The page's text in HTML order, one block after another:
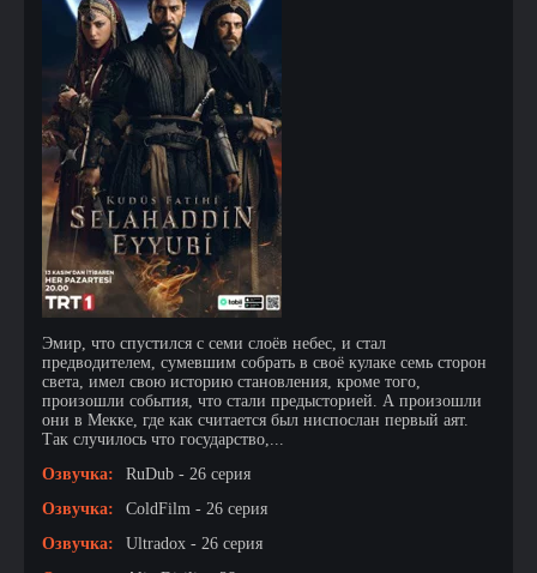
Эмир, что спустился с семи слоёв небес, и стал
предводителем, сумевшим собрать в своё кулаке семь сторон
света, имел свою историю становления, кроме того,
произошли события, что стали предысторией. А произошли
они в Мекке, где как считается был ниспослан первый аят.
Так случилось что государство,...
Озвучка:
RuDub - 26 серия
Озвучка:
ColdFilm - 26 серия
Озвучка:
Ultradox - 26 серия